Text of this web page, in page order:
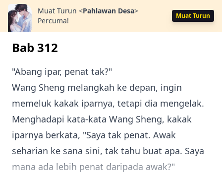
Muat Turun <Pahlawan Desa>
Percuma!
Muat Turun
Bab 312
"Abang ipar, penat tak?"
Wang Sheng melangkah ke depan, ingin
memeluk kakak iparnya, tetapi dia mengelak.
Menghadapi kata-kata Wang Sheng, kakak
iparnya berkata, "Saya tak penat. Awak
seharian ke sana sini, tak tahu buat apa. Saya
mana ada lebih penat daripada awak?"